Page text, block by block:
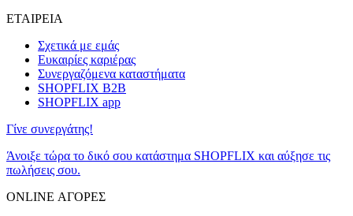
ΕΤΑΙΡΕΙΑ
Σχετικά με εμάς
Ευκαιρίες καριέρας
Συνεργαζόμενα καταστήματα
SHOPFLIX B2B
SHOPFLIX app
Γίνε συνεργάτης!
Άνοιξε τώρα το δικό σου κατάστημα SHOPFLIX και αύξησε τις
πωλήσεις σου.
ONLINE ΑΓΟΡΕΣ